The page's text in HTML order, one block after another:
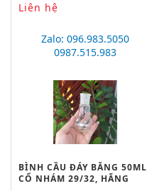
Liên hệ
Zalo: 096.983.5050
0987.515.983
BÌNH CẦU ĐÁY BẰNG 50ML
CỔ NHÁM 29/32, HÃNG